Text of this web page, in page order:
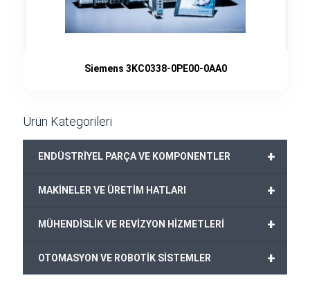
Siemens 3KC0338-0PE00-0AA0
Ürün Kategorileri
+
ENDÜSTRİYEL PARÇA VE KOMPONENTLER
+
MAKİNELER VE ÜRETİM HATLARI
+
MÜHENDİSLİK VE REVİZYON HİZMETLERİ
+
OTOMASYON VE ROBOTİK SİSTEMLER